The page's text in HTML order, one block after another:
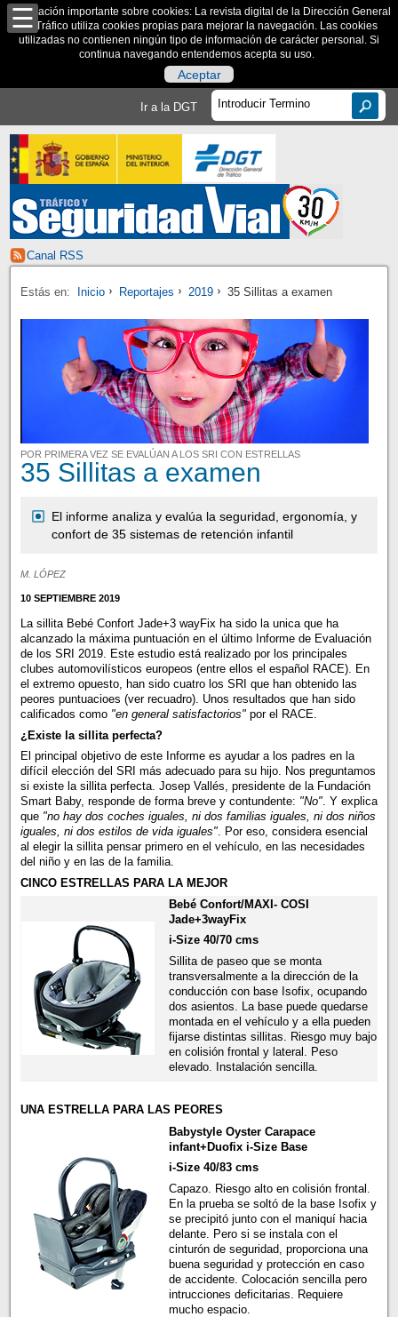
Información importante sobre cookies: La revista digital de la Dirección General
de Tráfico utiliza cookies propias para mejorar la navegación. Las cookies
utilizadas no contienen ningún tipo de información de carácter personal. Si
continua navegando entendemos acepta su uso.
Aceptar
Ir a la DGT
Canal RSS
Estás en: Inicio Reportajes 2019 35 Sillitas a examen
POR PRIMERA VEZ SE EVALÚAN A LOS SRI CON ESTRELLAS
35 Sillitas a examen
El informe analiza y evalúa la seguridad, ergonomía, y
confort de 35 sistemas de retención infantil
M. LÓPEZ
10 SEPTIEMBRE 2019
La sillita Bebé Confort Jade+3 wayFix ha sido la unica que ha
alcanzado la máxima puntuación en el último Informe de Evaluación
de los SRI 2019. Este estudio está realizado por los principales
clubes automovilísticos europeos (entre ellos el español RACE). En
el extremo opuesto, han sido cuatro los SRI que han obtenido las
peores puntuacioes (ver recuadro). Unos resultados que han sido
calificados como "en general satisfactorios"por el RACE.
¿Existe la sillita perfecta?
El principal objetivo de este Informe es ayudar a los padres en la
difícil elección del SRI más adecuado para su hijo. Nos preguntamos
si existe la sillita perfecta. Josep Vallés, presidente de la Fundación
Smart Baby, responde de forma breve y contundente: "No". Y explica
que "no hay dos coches iguales, ni dos familias iguales, ni dos niños
iguales, ni dos estilos de vida iguales". Por eso, considera esencial
al elegir la sillita pensar primero en el vehículo, en las necesidades
del niño y en las de la familia.
CINCO ESTRELLAS PARA LA MEJOR
Bebé Confort/MAXI- COSI
Jade+3wayFix
i-Size 40/70 cms
Sillita de paseo que se monta
transversalmente a la dirección de la
conducción con base Isofix, ocupando
dos asientos. La base puede quedarse
montada en el vehículo y a ella pueden
fijarse distintas sillitas. Riesgo muy bajo
en colisión frontal y lateral. Peso
elevado. Instalación sencilla.
UNA ESTRELLA PARA LAS PEORES
Babystyle Oyster Carapace
infant+Duofix i-Size Base
i-Size 40/83 cms
Capazo. Riesgo alto en colisión frontal.
En la prueba se soltó de la base Isofix y
se precipitó junto con el maniquí hacia
delante. Pero si se instala con el
cinturón de seguridad, proporciona una
buena seguridad y protección en caso
de accidente. Colocación sencilla pero
intrucciones deficitarias. Requiere
mucho espacio.